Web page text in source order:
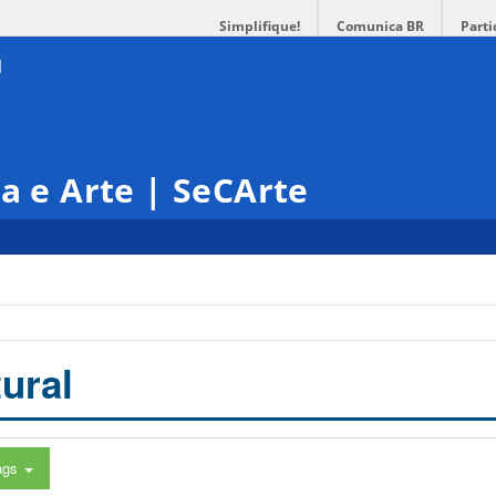
Simplifique! Comunica BR
e Arte | SeCArte